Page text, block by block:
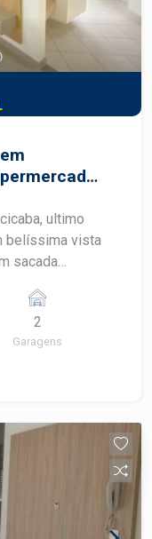
ultimo
belíssima vista
sacada
2
e 01 suíte,
2
Garagens